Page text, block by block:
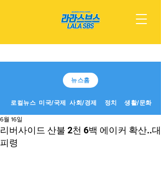
뉴스홈
로컬뉴스 미국/국제 사회/경제 정치 생활/문화
리버사이드 산불 2천 6백 에이커 확산..대
피령
6월 16일